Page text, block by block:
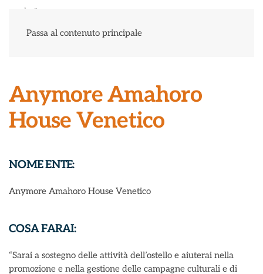
Passa al contenuto principale
Anymore Amahoro
House Venetico
NOME ENTE:
Anymore Amahoro House Venetico
COSA FARAI:
“Sarai a sostegno delle attività dell’ostello e aiuterai nella
promozione e nella gestione delle campagne culturali e di